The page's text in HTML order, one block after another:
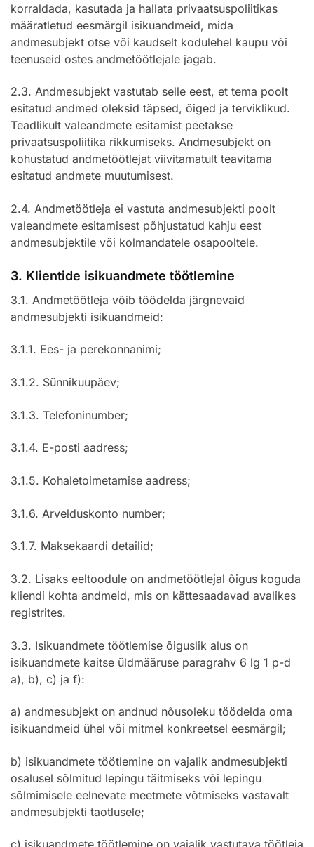
korraldada, kasutada ja hallata privaatsuspoliitikas
määratletud eesmärgil isikuandmeid, mida
andmesubjekt otse või kaudselt kodulehel kaupu või
teenuseid ostes andmetöötlejale jagab.
2.3. Andmesubjekt vastutab selle eest, et tema poolt
esitatud andmed oleksid täpsed, õiged ja terviklikud.
Teadlikult valeandmete esitamist peetakse
privaatsuspoliitika rikkumiseks. Andmesubjekt on
kohustatud andmetöötlejat viivitamatult teavitama
esitatud andmete muutumisest.
2.4. Andmetöötleja ei vastuta andmesubjekti poolt
valeandmete esitamisest põhjustatud kahju eest
andmesubjektile või kolmandatele osapooltele.
3. Klientide isikuandmete töötlemine
3.1. Andmetöötleja võib töödelda järgnevaid
andmesubjekti isikuandmeid:
3.1.1. Ees- ja perekonnanimi;
3.1.2. Sünnikuupäev;
3.1.3. Telefoninumber;
3.1.4. E-posti aadress;
3.1.5. Kohaletoimetamise aadress;
3.1.6. Arvelduskonto number;
3.1.7. Maksekaardi detailid;
3.2. Lisaks eeltoodule on andmetöötlejal õigus koguda
kliendi kohta andmeid, mis on kättesaadavad avalikes
registrites.
3.3. Isikuandmete töötlemise õiguslik alus on
isikuandmete kaitse üldmääruse paragrahv 6 lg 1 p-d
a), b), c) ja f):
a) andmesubjekt on andnud nõusoleku töödelda oma
isikuandmeid ühel või mitmel konkreetsel eesmärgil;
b) isikuandmete töötlemine on vajalik andmesubjekti
osalusel sõlmitud lepingu täitmiseks või lepingu
sõlmimisele eelnevate meetmete võtmiseks vastavalt
andmesubjekti taotlusele;